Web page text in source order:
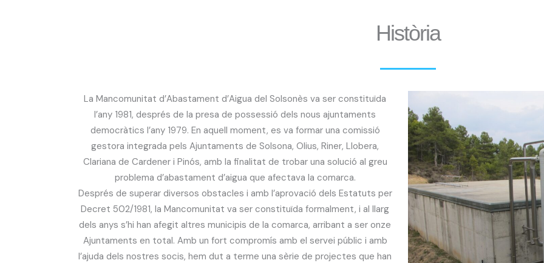
Història
La Mancomunitat d’Abastament d’Aigua del Solsonès va ser constituïda
l’any 1981, després de la presa de possessió dels nous ajuntaments
democràtics l’any 1979. En aquell moment, es va formar una comissió
gestora integrada pels Ajuntaments de Solsona, Olius, Riner, Llobera,
Clariana de Cardener i Pinós, amb la finalitat de trobar una solució al greu
problema d’abastament d’aigua que afectava la comarca.
Després de superar diversos obstacles i amb l’aprovació dels Estatuts per
Decret 502/1981, la Mancomunitat va ser constituïda formalment, i al llarg
dels anys s’hi han afegit altres municipis de la comarca, arribant a ser onze
Ajuntaments en total. Amb un fort compromís amb el servei públic i amb
l’ajuda dels nostres socis, hem dut a terme una sèrie de projectes que han